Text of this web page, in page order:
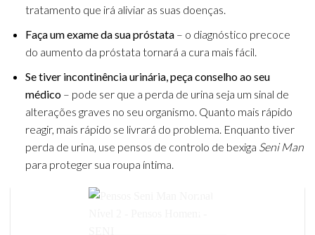
tratamento que irá aliviar as suas doenças.
Faça um exame da sua próstata– o diagnóstico precoce
do aumento da próstata tornará a cura mais fácil.
Se tiver incontinência urinária, peça conselho ao seu
médico– pode ser que a perda de urina seja um sinal de
alterações graves no seu organismo. Quanto mais rápido
reagir, mais rápido se livrará do problema. Enquanto tiver
perda de urina, use pensos de controlo de bexiga Seni Man
para proteger sua roupa íntima.